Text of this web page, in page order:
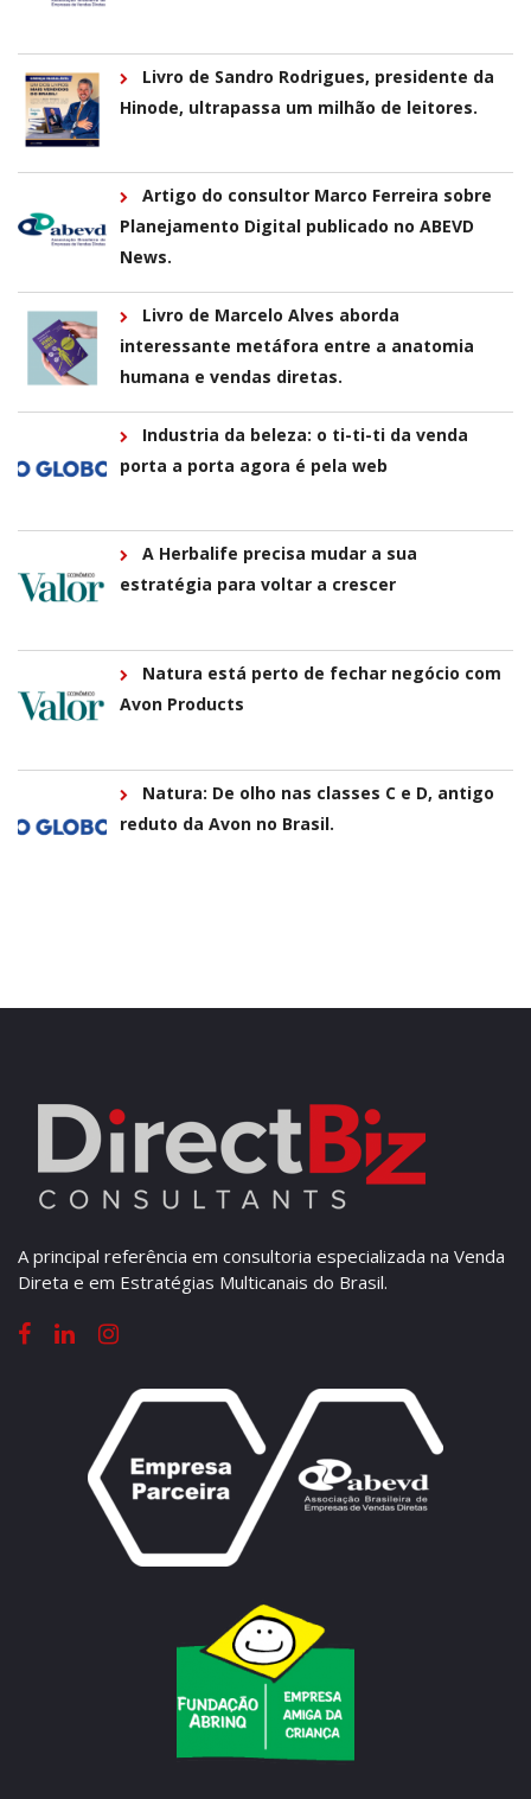
Livro de Sandro Rodrigues, presidente da
Hinode, ultrapassa um milhão de leitores.
Artigo do consultor Marco Ferreira sobre
Planejamento Digital publicado no ABEVD
News.
Livro de Marcelo Alves aborda
interessante metáfora entre a anatomia
humana e vendas diretas.
Industria da beleza: o ti-ti-ti da venda
porta a porta agora é pela web
A Herbalife precisa mudar a sua
estratégia para voltar a crescer
Natura está perto de fechar negócio com
Avon Products
Natura: De olho nas classes C e D, antigo
reduto da Avon no Brasil.
A principal referência em consultoria especializada na Venda
Direta e em Estratégias Multicanais do Brasil.